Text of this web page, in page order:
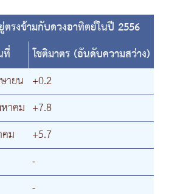
ตรงข้ามกับดวงอาทิตย์ในปี 2556
โชติมาตร (อันดับความสว่าง)
ายน +0.2
าคม +7.8
ม
+5.7
-
-